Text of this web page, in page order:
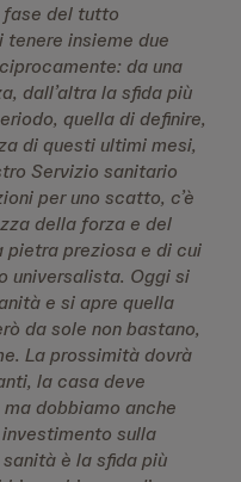
fase del tutto
insieme due
da una
dall’altra la sfida più
quella di definire,
di questi ultimi mesi,
Servizio sanitario
per uno scatto, c’è
della forza e del
pietra preziosa e di cui
universalista. Oggi si
e si apre quella
da sole non bastano,
La prossimità dovrà
la casa deve
dobbiamo anche
sulla
è la sfida più